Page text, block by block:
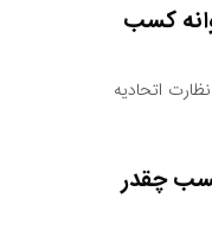
کسب
اتحادیه
چقدر